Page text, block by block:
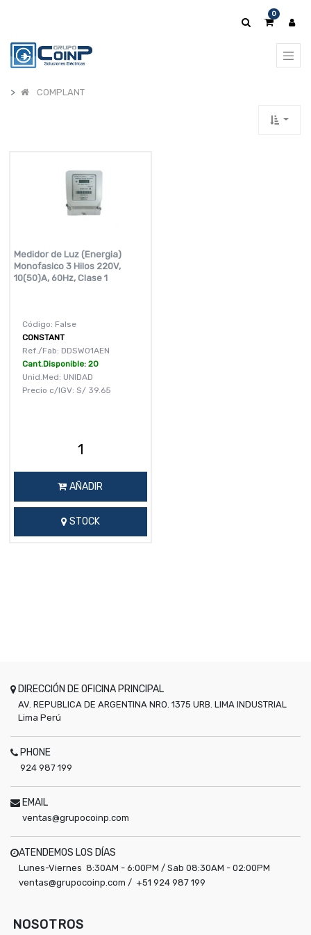
0
COMPLANT
Medidor de Luz (Energia)
Monofasico 3 Hilos 220V,
10(50)A, 60Hz, Clase 1
Código: False
CONSTANT
Ref./Fab: DDSW01AEN
Cant.Disponible: 20
Unid.Med: UNIDAD
Precio c/IGV: S/ 39.65
AÑADIR
STOCK
DIRECCIÓN DE OFICINA PRINCIPAL
AV. REPUBLICA DE ARGENTINA NRO. 1375 URB. LIMA INDUSTRIAL
Lima Perú
PHONE
924 987 199
EMAIL
ventas@grupocoinp.com
ATENDEMOS LOS DÍAS
Lunes-Viernes 8:30AM - 6:00PM / Sab 08:30AM - 02:00PM
ventas@grupocoinp.com / +51 924 987 199
NOSOTROS